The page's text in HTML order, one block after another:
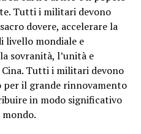
Tutti i militari devono
dovere, accelerare la
livello mondiale e
sovranità, l’unità e
Tutti i militari devono
il grande rinnovamento
in modo significativo